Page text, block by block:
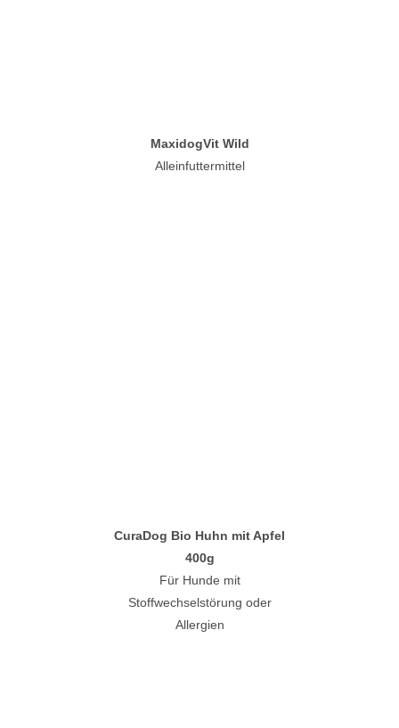
MaxidogVit Wild
Alleinfuttermittel
CuraDog Bio Huhn mit Apfel
400g
Für Hunde mit
Stoffwechselstörung oder
Allergien